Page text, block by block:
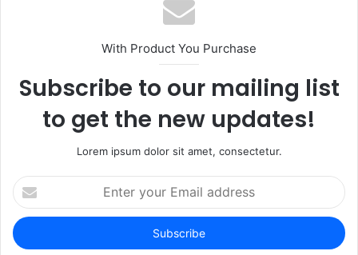
With Product You Purchase
Subscribe to our mailing list
to get the new updates!
Lorem ipsum dolor sit amet, consectetur.
Enter
your
Email
address